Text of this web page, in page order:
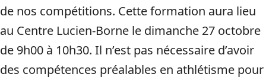
de nos compétitions. Cette formation aura lieu
au Centre Lucien-Borne le dimanche 27 octobre
de 9h00 à 10h30. Il n’est pas nécessaire d’avoir
des compétences préalables en athlétisme pour